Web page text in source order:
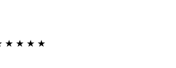
★ ★ ★ ★